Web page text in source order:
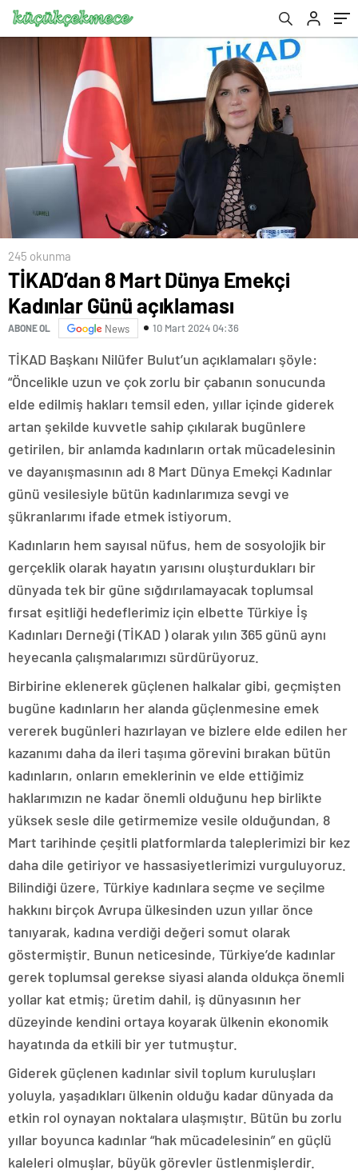
245 okunma
TİKAD’dan 8 Mart Dünya Emekçi
Kadınlar Günü açıklaması
ABONE OL News 10 Mart 2024 04:36
TİKAD Başkanı Nilüfer Bulut’un açıklamaları şöyle:
“Öncelikle uzun ve çok zorlu bir çabanın sonucunda
elde edilmiş hakları temsil eden, yıllar içinde giderek
artan şekilde kuvvetle sahip çıkılarak bugünlere
getirilen, bir anlamda kadınların ortak mücadelesinin
ve dayanışmasının adı 8 Mart Dünya Emekçi Kadınlar
günü vesilesiyle bütün kadınlarımıza sevgi ve
şükranlarımı ifade etmek istiyorum.
Kadınların hem sayısal nüfus, hem de sosyolojik bir
gerçeklik olarak hayatın yarısını oluşturdukları bir
dünyada tek bir güne sığdırılamayacak toplumsal
fırsat eşitliği hedeflerimiz için elbette Türkiye İş
Kadınları Derneği (TİKAD ) olarak yılın 365 günü aynı
heyecanla çalışmalarımızı sürdürüyoruz.
Birbirine eklenerek güçlenen halkalar gibi, geçmişten
bugüne kadınların her alanda güçlenmesine emek
vererek bugünleri hazırlayan ve bizlere elde edilen her
kazanımı daha da ileri taşıma görevini bırakan bütün
kadınların, onların emeklerinin ve elde ettiğimiz
haklarımızın ne kadar önemli olduğunu hep birlikte
yüksek sesle dile getirmemize vesile olduğundan, 8
Mart tarihinde çeşitli platformlarda taleplerimizi bir kez
daha dile getiriyor ve hassasiyetlerimizi vurguluyoruz.
Bilindiği üzere, Türkiye kadınlara seçme ve seçilme
hakkını birçok Avrupa ülkesinden uzun yıllar önce
tanıyarak, kadına verdiği değeri somut olarak
göstermiştir. Bunun neticesinde, Türkiye’de kadınlar
gerek toplumsal gerekse siyasi alanda oldukça önemli
yollar kat etmiş; üretim dahil, iş dünyasının her
düzeyinde kendini ortaya koyarak ülkenin ekonomik
hayatında da etkili bir yer tutmuştur.
Giderek güçlenen kadınlar sivil toplum kuruluşları
yoluyla, yaşadıkları ülkenin olduğu kadar dünyada da
etkin rol oynayan noktalara ulaşmıştır. Bütün bu zorlu
yıllar boyunca kadınlar “hak mücadelesinin” en güçlü
kaleleri olmuşlar, büyük görevler üstlenmişlerdir.